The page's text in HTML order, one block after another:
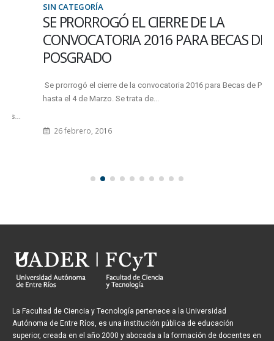
SIN CATEGORÍA
SE PRORROGÓ EL CIERRE DE LA
CONVOCATORIA 2016 PARA BECAS DE
POSGRADO
Se prorrogó el cierre de la convocatoria 2016 para Becas de Posgrado
hasta el 4 de Marzo. Se trata de...
26 febrero, 2016
La Facultad de Ciencia y Tecnología pertenece a la Universidad
Autónoma de Entre Ríos, es una institución pública de educación
superior, creada en el año 2000 y abocada a la formación de docentes en